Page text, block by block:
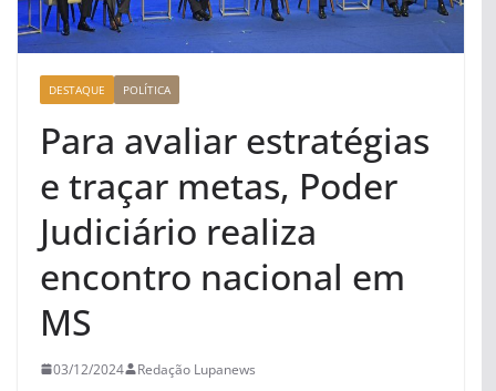
DESTAQUE POLÍTICA
Para avaliar estratégias
e traçar metas, Poder
Judiciário realiza
encontro nacional em
MS
03/12/2024 Redação Lupanews